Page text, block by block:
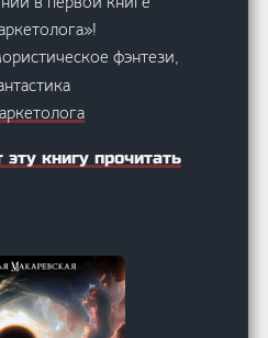
фэнтези,
книгу прочитать